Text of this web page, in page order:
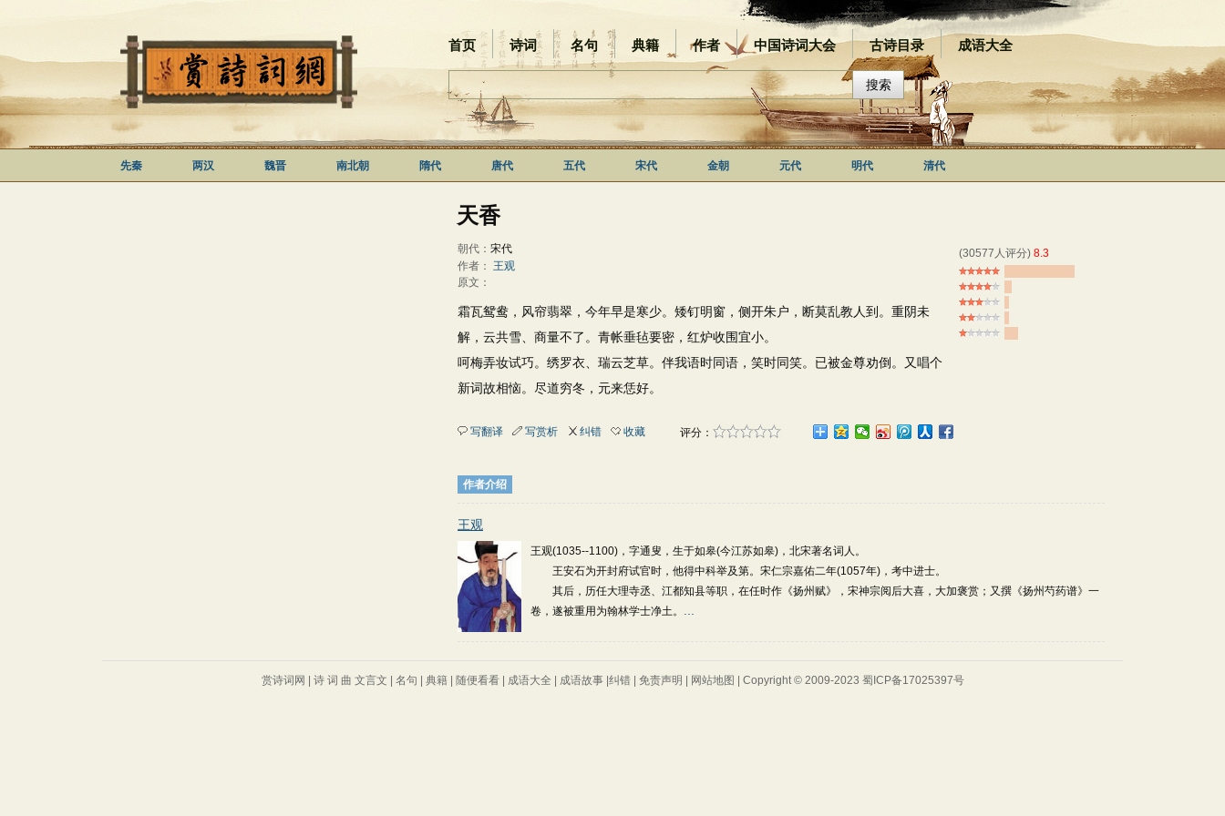
首页 诗词 名句 典籍 作者 中国诗词大会 古诗目录 成语大全
先秦 两汉 魏晋 南北朝 隋代 唐代 五代 宋代 金朝 元代 明代 清代
天香
(30577人评分) 8.3
朝代： 宋代
作者：
王观
原文：
霜瓦鸳鸯，风帘翡翠，今年早是寒少。矮钉明窗，侧开朱户，断莫乱教人到。重阴未
解，云共雪、商量不了。青帐垂毡要密，红炉收围宜小。
呵梅弄妆试巧。绣罗衣、瑞云芝草。伴我语时同语，笑时同笑。已被金尊劝倒。又唱个
新词故相恼。尽道穷冬，元来恁好。
写翻译 写赏析 纠错 收藏 评分：
作者介绍
王观
王观(1035--1100)，字通叟，生于如皋(今江苏如皋)，北宋著名词人。
王安石为开封府试官时，他得中科举及第。宋仁宗嘉佑二年(1057年)，考中进士。
其后，历任大理寺丞、江都知县等职，在任时作《扬州赋》，宋神宗阅后大喜，大加褒赏；又撰《扬州芍药谱》一
卷，遂被重用为翰林学士净土。
赏诗词网 诗 词 曲 文言文 名句 典籍| 随便看看| 成语大全 成语故事| 纠错| 免责声明 网站地图 | Copyright © 2009-2023 蜀ICP备17025397号